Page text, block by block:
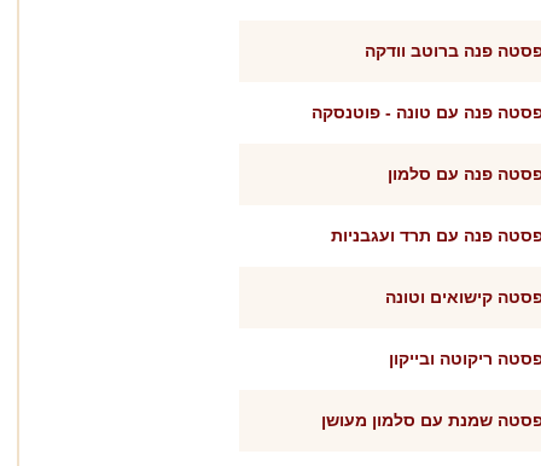
פנה ברוטב וודקה
פנה עם טונה - פוטנסקה
פנה עם סלמון
פנה עם תרד ועגבניות
קישואים וטונה
ריקוטה ובייקון
שמנת עם סלמון מעושן